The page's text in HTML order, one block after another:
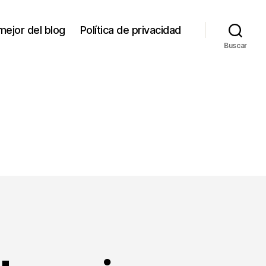
del blog Política de privacidad
Buscar